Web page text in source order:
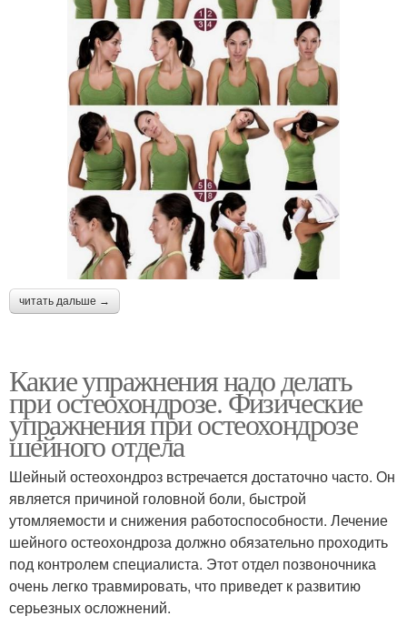
читать дальше →
Какие упражнения надо делать
при остеохондрозе. Физические
упражнения при остеохондрозе
шейного отдела
Шейный остеохондроз встречается достаточно часто. Он
является причиной головной боли, быстрой
утомляемости и снижения работоспособности. Лечение
шейного остеохондроза должно обязательно проходить
под контролем специалиста. Этот отдел позвоночника
очень легко травмировать, что приведет к развитию
серьезных осложнений.